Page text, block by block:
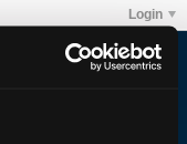
Login